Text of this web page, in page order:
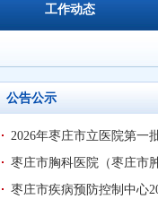
工作动态
公告公示
2026年枣庄市立医院第一
枣庄市胸科医院（枣庄市
枣庄市疾病预防控制中心